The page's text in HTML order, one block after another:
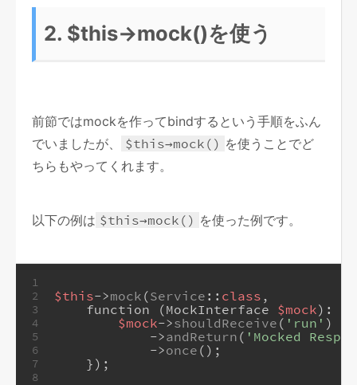
2. $this→mock()を使う
前節ではmockを作ってbindするという手順をふん
でいましたが、
$this→mock() を使うことでど
ちらもやってくれます。
以下の例は $this→mock() を使った例です。
1
2
3
4
5
6
7
8
$this->mock (Service :: class ,
    function (MockInterface
$mock):
$mock->shouldReceive ( 'run' )
            ->
andReturn ( 'Mocked
            ->
once ();
    });